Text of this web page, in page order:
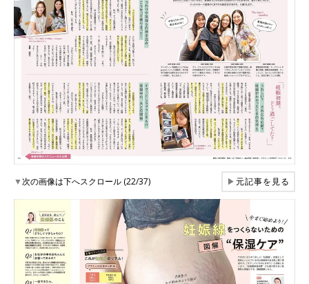
▼次の画像は下へスクロール (22/37) ▶元記事を見る